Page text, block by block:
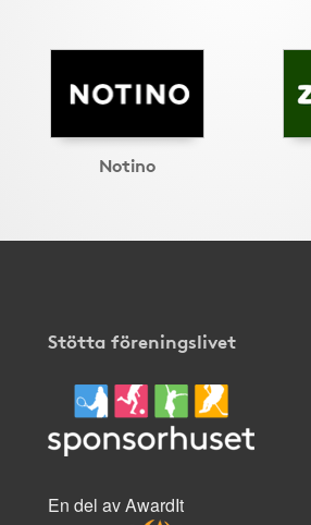
Notino
Stötta föreningslivet
En del av AwardIt